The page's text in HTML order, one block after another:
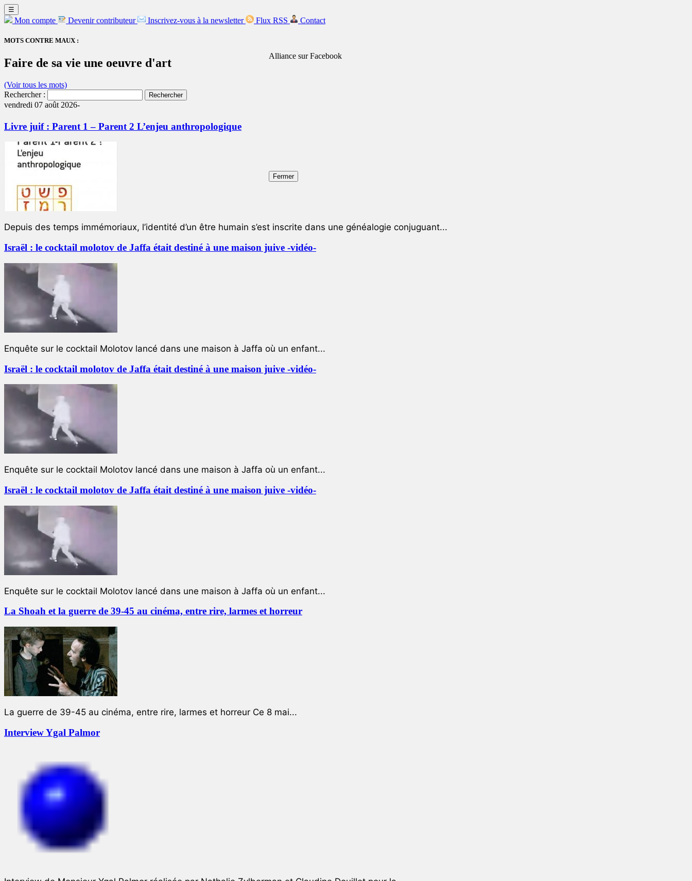
☰
Mon compte Devenir contributeur Inscrivez-vous à la newsletter Flux RSS Contact
MOTS CONTRE MAUX :
Faire de sa vie une oeuvre d'art
(Voir tous les mots)
Rechercher :
vendredi 07 août 2026-
Livre juif : Parent 1 – Parent 2 L’enjeu anthropologique
Depuis des temps immémoriaux, l’identité d’un être humain s’est inscrite dans une généalogie conjuguant...
Israël : le cocktail molotov de Jaffa était destiné à une maison juive -vidéo-
Enquête sur le cocktail Molotov lancé dans une maison à Jaffa où un enfant...
Israël : le cocktail molotov de Jaffa était destiné à une maison juive -vidéo-
Enquête sur le cocktail Molotov lancé dans une maison à Jaffa où un enfant...
Israël : le cocktail molotov de Jaffa était destiné à une maison juive -vidéo-
Enquête sur le cocktail Molotov lancé dans une maison à Jaffa où un enfant...
La Shoah et la guerre de 39-45 au cinéma, entre rire, larmes et horreur
La guerre de 39-45 au cinéma, entre rire, larmes et horreur Ce 8 mai...
Interview Ygal Palmor
Alliance sur Facebook
Fermer